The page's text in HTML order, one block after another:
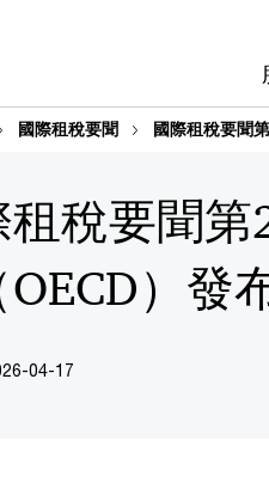
國際租稅要聞 國際租稅要聞
租稅要聞
）發
04-17